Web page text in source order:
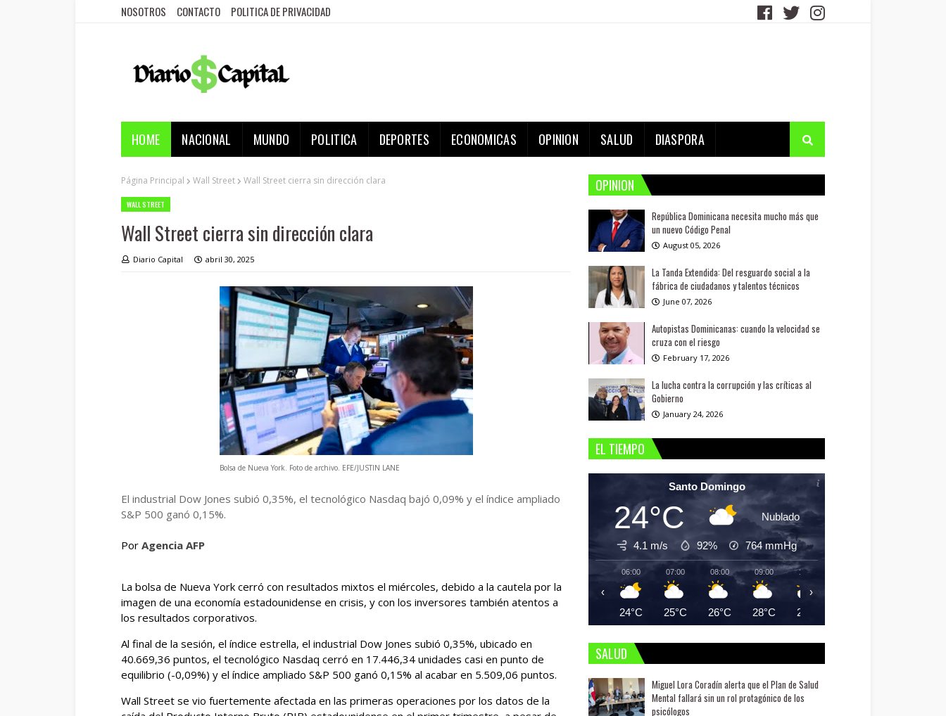
NOSOTROS CONTACTO POLITICA DE PRIVACIDAD
HOME NACIONAL MUNDO POLITICA DEPORTES ECONOMICAS OPINION SALUD DIASPORA
Página Principal Wall Street Wall Street cierra sin dirección clara
WALL STREET
Wall Street cierra sin dirección clara
Diario Capital abril 30, 2025
Bolsa de Nueva York. Foto de archivo. EFE/JUSTIN LANE
El industrial Dow Jones subió 0,35%, el tecnológico Nasdaq bajó 0,09% y el índice ampliado
S&P 500 ganó 0,15%.
Por Agencia AFP
La bolsa de Nueva York cerró con resultados mixtos el miércoles, debido a la cautela por la
imagen de una economía estadounidense en crisis, y con los inversores también atentos a
los resultados corporativos.
Al final de la sesión, el índice estrella, el industrial Dow Jones subió 0,35%, ubicado en
40.669,36 puntos, el tecnológico Nasdaq cerró en 17.446,34 unidades casi en punto de
equilibrio (-0,09%) y el índice ampliado S&P 500 ganó 0,15% al acabar en 5.509,06 puntos.
Wall Street se vio fuertemente afectada en las primeras operaciones por los datos de la
OPINION
República Dominicana necesita mucho más que
un nuevo Código Penal
August 05, 2026
La Tanda Extendida: Del resguardo social a la
fábrica de ciudadanos y talentos técnicos
June 07, 2026
Autopistas Dominicanas: cuando la velocidad se
cruza con el riesgo
February 17, 2026
La lucha contra la corrupción y las críticas al
Gobierno
January 24, 2026
EL TIEMPO
Santo Domingo
24°C Nublado
4.1 m/s 92% 764 mmHg
06:00
24°C
07:00
25°C
08:00
26°C
09:00
28°C
10:00
29°C
‹ ›
SALUD
Miguel Lora Coradín alerta que el Plan de Salud
Mental fallará sin un rol protagónico de los
psicólogos